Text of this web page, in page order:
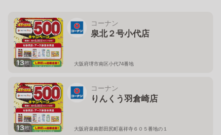
13枚
コーナン
泉北２号小代店
大阪府堺市南区小代74番地
13枚
コーナン
りんくう羽倉崎店
大阪府泉南郡田尻町嘉祥寺６０５番地の１